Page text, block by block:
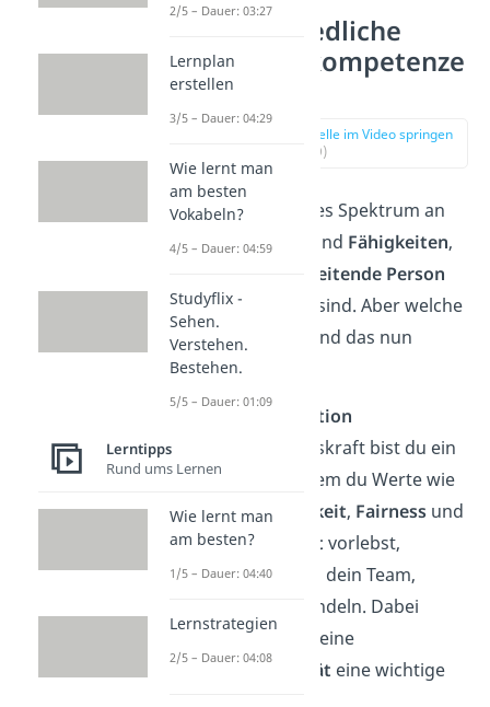
Unterschiedliche
Führungskompetenze
n
zur Stelle im Video springen
(00:59)
Es gibt ein breites Spektrum an
Eigenschaften
und Fähigkeiten,
leitende Person
von Bedeutung sind. Aber welche
Kompetenzen sind das nun
genau?
Vorbildfunktion
Als Führungskraft bist du ein
Vorbild
. Indem du Werte wie
Zuverlässigkeit, Fairness und
Engagement vorlebst,
animierst du dein Team,
gleich zu handeln. Dabei
spielt aber deine
Authentizität eine wichtige
2/5 – Dauer: 03:27
Lernplan
erstellen
3/5 – Dauer: 04:29
Wie lernt man
am besten
Vokabeln?
4/5 – Dauer: 04:59
Studyflix -
Sehen.
Verstehen.
Bestehen.
5/5 – Dauer: 01:09
Lerntipps
Rund ums Lernen
Wie lernt man
am besten?
1/5 – Dauer: 04:40
Lernstrategien
2/5 – Dauer: 04:08